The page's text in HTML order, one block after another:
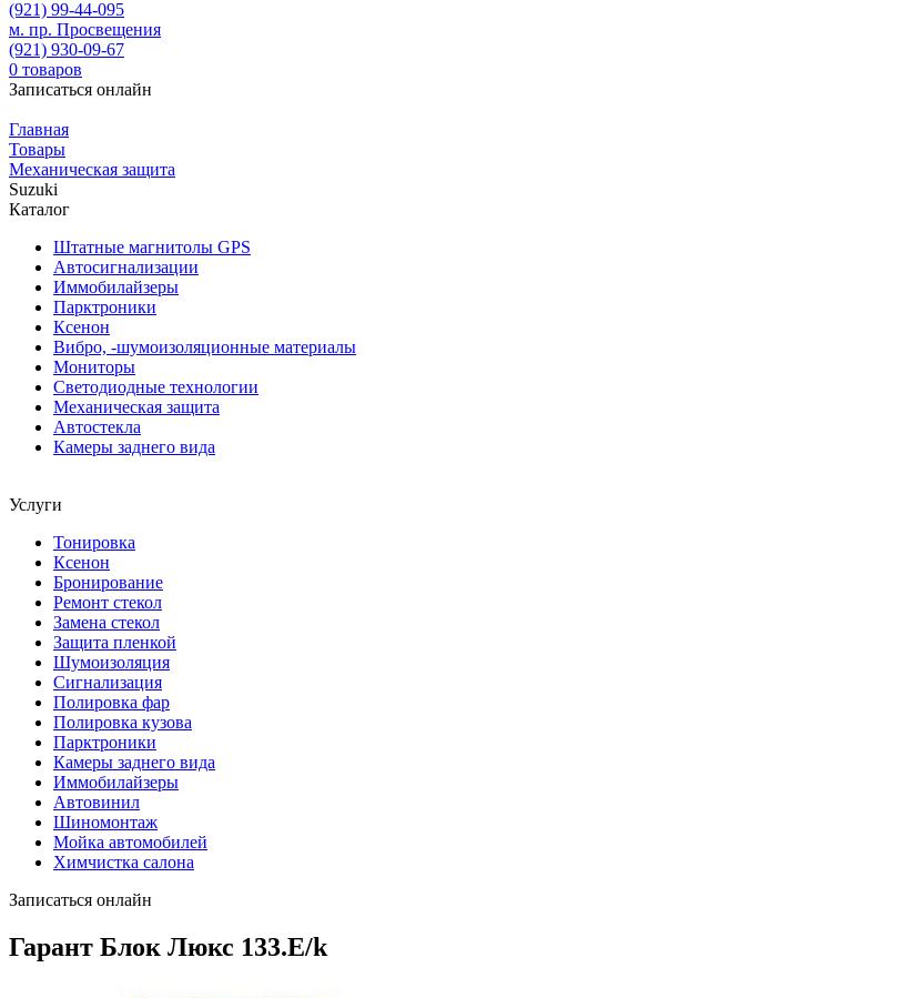
(921) 99-44-095
м. пр. Просвещения
(921) 930-09-67
0 товаров
Записаться онлайн
Главная
Товары
Механическая защита
Suzuki
Каталог
Штатные магнитолы GPS
Автосигнализации
Иммобилайзеры
Парктроники
Ксенон
Вибро, -шумоизоляционные материалы
Мониторы
Светодиодные технологии
Механическая защита
Автостекла
Камеры заднего вида
Услуги
Тонировка
Ксенон
Бронирование
Ремонт стекол
Замена стекол
Защита пленкой
Шумоизоляция
Сигнализация
Полировка фар
Полировка кузова
Парктроники
Камеры заднего вида
Иммобилайзеры
Автовинил
Шиномонтаж
Мойка автомобилей
Химчистка салона
Записаться онлайн
Гарант Блок Люкс 133.E/k